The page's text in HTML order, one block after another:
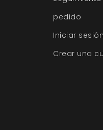
pedido
Iniciar sesión
Crear una